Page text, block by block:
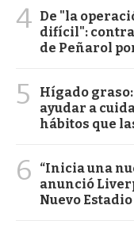
4 De "la
difícil":
de Peñarol
5
Hígado
ayudar a
hábitos que
6
“Inicia una
anunció
Nuevo